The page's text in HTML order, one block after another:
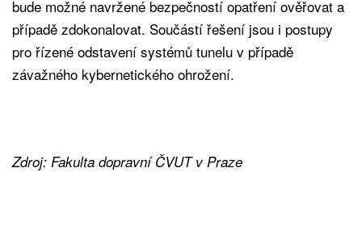
bude možné navržené bezpečností opatření ověřovat a
případě zdokonalovat. Součástí řešení jsou i postupy
pro řízené odstavení systémů tunelu v případě
závažného kybernetického ohrožení.
Zdroj: Fakulta dopravní ČVUT v Praze